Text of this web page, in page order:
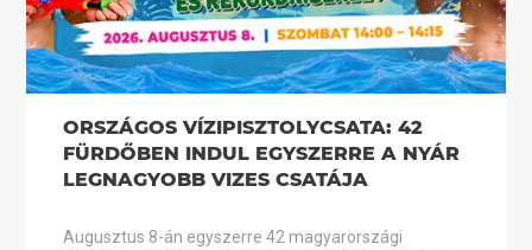
ORSZÁGOS VÍZIPISZTOLYCSATA: 42
FÜRDŐBEN INDUL EGYSZERRE A NYÁR
LEGNAGYOBB VIZES CSATÁJA
Augusztus 8-án egyszerre 42 magyarországi